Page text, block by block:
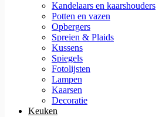
Kandelaars en kaarshouders
Potten en vazen
Opbergers
Spreien & Plaids
Kussens
Spiegels
Fotolijsten
Lampen
Kaarsen
Decoratie
Keuken